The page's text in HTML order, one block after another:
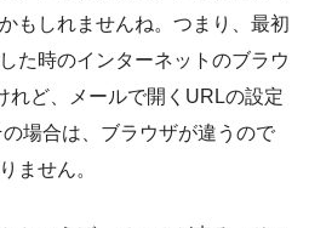
もしれませんね。つまり、最初
た時のインターネットのブラウ
れど、メールで開くURLの設定
場合は、ブラウザが違うので
ません。